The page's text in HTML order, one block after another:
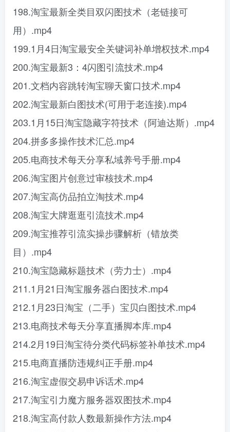
198.淘宝最新全类目双闪图技术（老链接可
用）.mp4
199.1月4日淘宝最安全关键词补单增权技术.mp4
200.淘宝最新3：4闪图引流技术.mp4
201.文档内容跳转淘宝聊天窗口技术.mp4
202.淘宝最新白图技术(可用于老连接).mp4
203.1月15日淘宝隐藏字符技术（阿迪达斯）.mp4
204.拼多多操作技术汇总.mp4
205.电商技术每天分享私域养号手册.mp4
206.淘宝图片创意过审核技术.mp4
207.淘宝高仿品拍立淘技术.mp4
208.淘宝大牌逛逛引流技术.mp4
209.淘宝推荐引流实操步骤解析（错放类
目）.mp4
210.淘宝隐藏标题技术（劳力士）.mp4
211.1月21日淘宝服务器白图技术.mp4
212.1月23日淘宝（二手）宝贝白图技术.mp4
213.电商技术每天分享直播脚本库.mp4
214.2月19日淘宝待分类代码标签补单技术.mp4
215.电商直播防违规纠正手册.mp4
216.淘宝虚假交易申诉话术.mp4
217.淘宝引力魔方服务器双图技术.mp4
218.淘宝高付款人数最新操作方法.mp4